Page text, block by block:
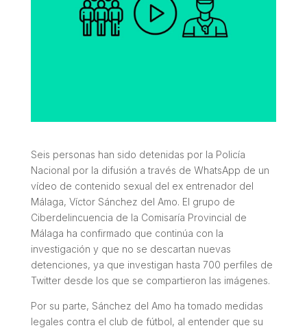
Seis personas han sido detenidas por la Policía
Nacional por la difusión a través de WhatsApp de un
vídeo de contenido sexual del ex entrenador del
Málaga, Víctor Sánchez del Amo. El grupo de
Ciberdelincuencia de la Comisaría Provincial de
Málaga ha confirmado que continúa con la
investigación y que no se descartan nuevas
detenciones, ya que investigan hasta 700 perfiles de
Twitter desde los que se compartieron las imágenes.
Por su parte, Sánchez del Amo ha tomado medidas
legales contra el club de fútbol, al entender que su